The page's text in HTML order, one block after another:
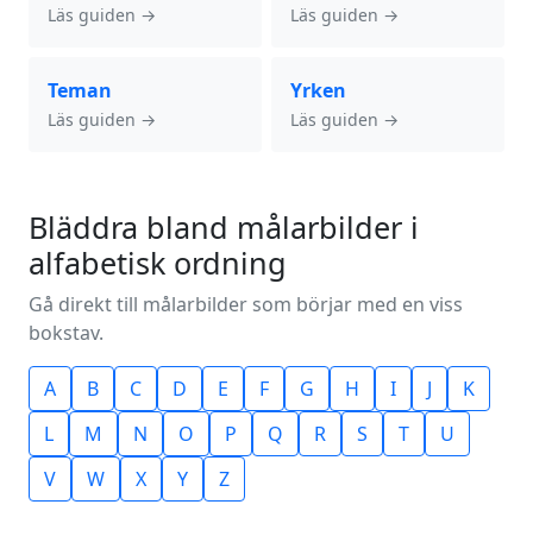
Läs guiden → Läs guiden →
Teman
Läs guiden →
Yrken
Läs guiden →
Bläddra bland målarbilder i
alfabetisk ordning
Gå direkt till målarbilder som börjar med en viss
bokstav.
A B C D E F G H I J
K
L
M N O P Q R S T
U
V
W X Y Z